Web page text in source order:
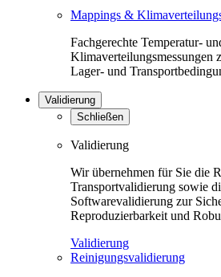
Mappings &
Fachgerechte Temperatur-
Klimaverteilungsmessungen
Lager- und
Validierung
Schließen
Validierung
Wir übernehmen für Sie die
Transportvalidierung sowie
Softwarevalidierung zur
Reproduzierbarkeit und
Validierung
Reinigungsvalidierung